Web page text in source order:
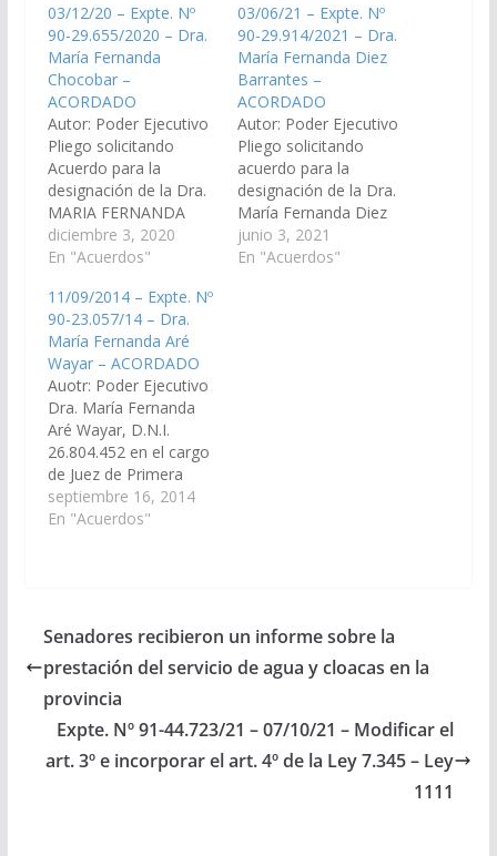
03/12/20 – Expte. Nº
90-29.655/2020 – Dra.
María Fernanda
Chocobar –
ACORDADO
Autor: Poder Ejecutivo
Pliego solicitando
Acuerdo para la
designación de la Dra.
MARIA FERNANDA
CHOCOBAR, D.N.I Nº
29.074.905, como
cargo de Asesor de
Incapaces N° 2 del
Distrito Judicial
Tartagal. (Expte. Nº 90-
29.655/2020, en virtud
del Art. 27 inc. 9 se gira
a la Comisión de
Justicia, Acuerdos…
diciembre 3, 2020
En "Acuerdos"
03/06/21 – Expte. Nº
90-29.914/2021 – Dra.
María Fernanda Diez
Barrantes –
ACORDADO
Autor: Poder Ejecutivo
Pliego solicitando
acuerdo para la
designación de la Dra.
María Fernanda Diez
Barrantes, D.N.I. N°
18.540.768, en el cargo
junio 3, 2021
En "Acuerdos"
11/09/2014 – Expte. Nº
90-23.057/14 – Dra.
María Fernanda Aré
Wayar – ACORDADO
Auotr: Poder Ejecutivo
Dra. María Fernanda
Aré Wayar, D.N.I.
26.804.452 en el cargo
de Juez de Primera
Instancia en lo Civil y
Comercial de Onceava
Comisión de Justicia,
Designaciones).
Acordado el
23/10/2014
septiembre 16, 2014
En "Acuerdos"
Senadores recibieron un informe sobre la
prestación del servicio de agua y cloacas en la
provincia
Expte. Nº 91-44.723/21 – 07/10/21 – Modificar el
art. 3º e incorporar el art. 4º de la Ley 7.345 – Ley
1111